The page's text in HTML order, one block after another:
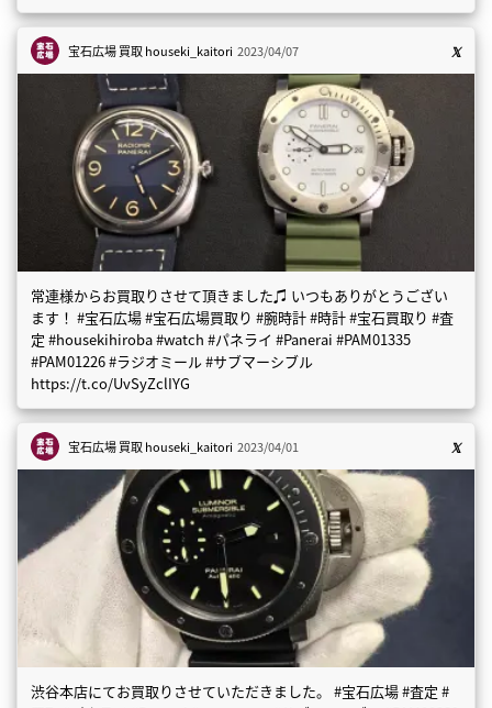
宝石広場 買取houseki_kaitori 2023/04/07
常連様からお買取りさせて頂きました♫ いつもありがとうござい
ます！ #宝石広場 #宝石広場買取り #腕時計 #時計 #宝石買取り #査
定 #housekihiroba #watch #パネライ #Panerai #PAM01335
#PAM01226 #ラジオミール #サブマーシブル
https://t.co/UvSyZclIYG
宝石広場 買取houseki_kaitori 2023/04/01
渋谷本店にてお買取りさせていただきました。 #宝石広場 #査定 #